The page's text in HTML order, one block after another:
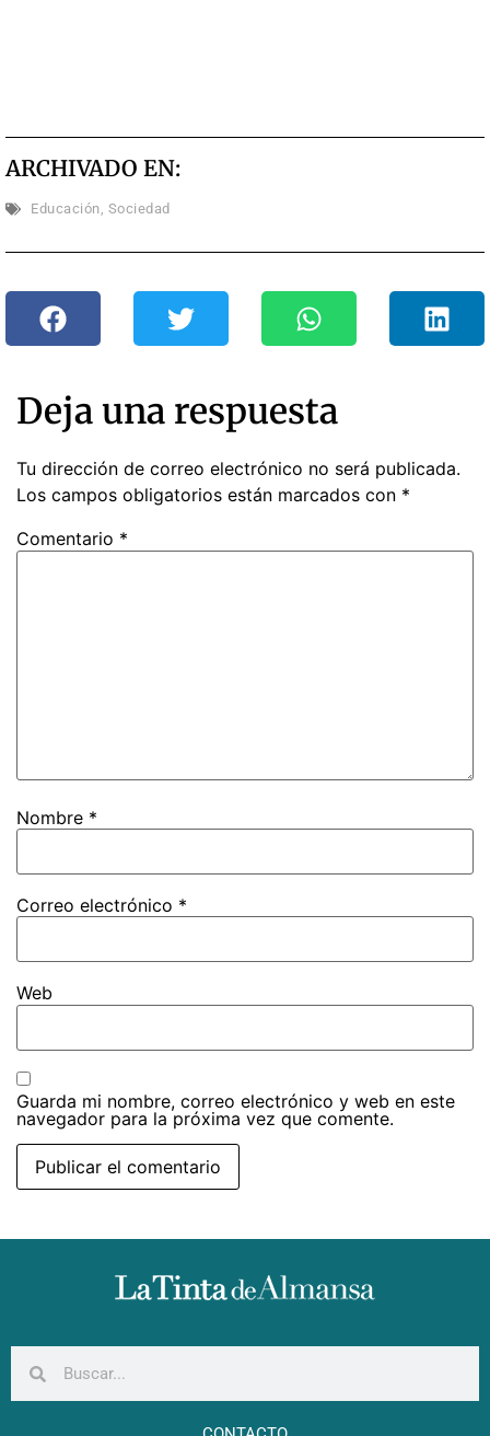
ARCHIVADO EN:
Educación, Sociedad
Deja una respuesta
Tu dirección de correo electrónico no será publicada.
Los campos obligatorios están marcados con *
Comentario *
Nombre *
Correo electrónico *
Web
Guarda mi nombre, correo electrónico y web en este
navegador para la próxima vez que comente.